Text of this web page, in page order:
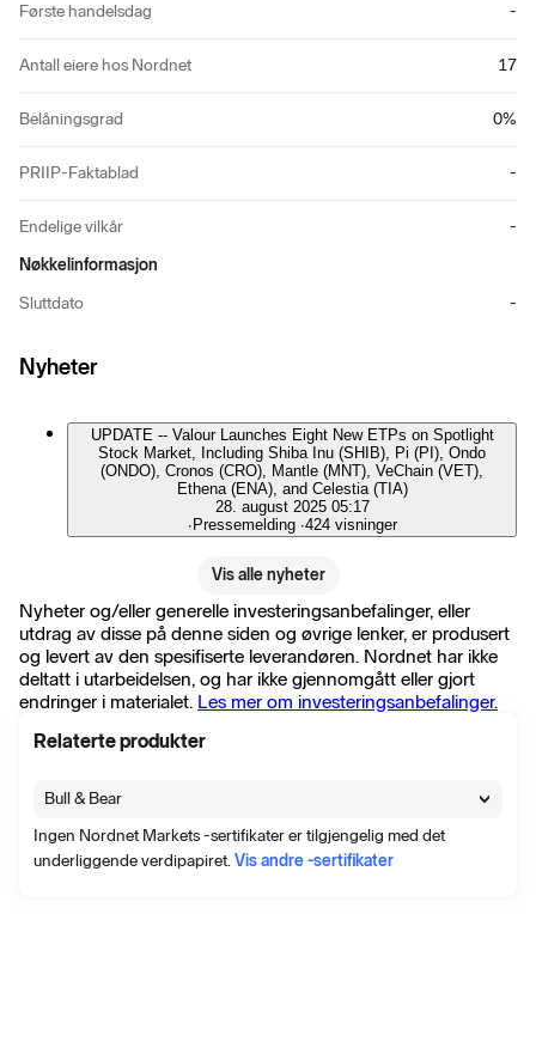
Første handelsdag -
Antall eiere hos Nordnet 17
Belåningsgrad 0%
PRIIP-Faktablad -
Endelige vilkår
-
Nøkkelinformasjon
Sluttdato
-
Nyheter
UPDATE -- Valour Launches Eight New ETPs on Spotlight
Stock Market, Including Shiba Inu (SHIB), Pi (PI), Ondo
(ONDO), Cronos (CRO), Mantle (MNT), VeChain (VET),
Ethena (ENA), and Celestia (TIA)
28. august 2025 05:17
∙Pressemelding ∙424 visninger
Vis alle nyheter
Nyheter og/eller generelle investeringsanbefalinger, eller
utdrag av disse på denne siden og øvrige lenker, er produsert
og levert av den spesifiserte leverandøren. Nordnet har ikke
deltatt i utarbeidelsen, og har ikke gjennomgått eller gjort
endringer i materialet. Les mer om investeringsanbefalinger.
Relaterte produkter
Bull & Bear
Ingen Nordnet Markets -sertifikater er tilgjengelig med det
underliggende verdipapiret.Vis andre -sertifikater